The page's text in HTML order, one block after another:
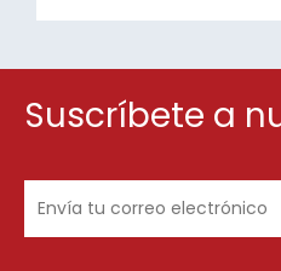
Suscríbete a